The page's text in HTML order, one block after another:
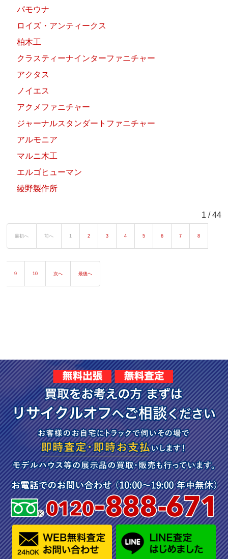
パモウナ
ロイズ・アンティークス
柏木工
クラスティーナインターファニチャー
アクタス
ノイエス
アクメファニチャー
ジャーナルスタンダートファニチャー
アルモニア
マルニ木工
エルゴヒューマン
綾野製作所
1 / 44
最初へ 前へ 1 2 3 4 5 6 7 8
9 10 次へ 最後へ